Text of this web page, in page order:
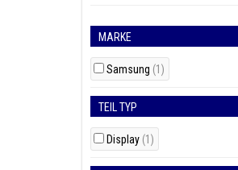
MARKE
Samsung (1)
TEIL TYP
Display (1)